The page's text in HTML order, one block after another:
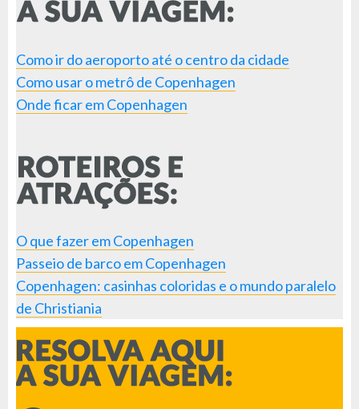
Como ir do aeroporto até o centro da cidade
Como usar o metrô de Copenhagen
Onde ficar em Copenhagen
O que fazer em Copenhagen
Passeio de barco em Copenhagen
Copenhagen: casinhas coloridas e o mundo paralelo
de Christiania